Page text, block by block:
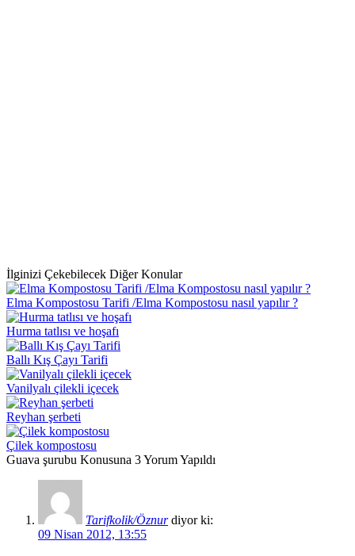
İlginizi Çekebilecek Diğer Konular
Elma Kompostosu Tarifi /Elma Kompostosu nasıl yapılır ?
Hurma tatlısı ve hoşafı
Ballı Kış Çayı Tarifi
Vanilyalı çilekli içecek
Reyhan şerbeti
Çilek kompostosu
Guava şurubu Konusuna 3 Yorum Yapıldı
Tarifkolik/Öznur diyor ki:
09 Nisan 2012, 13:55